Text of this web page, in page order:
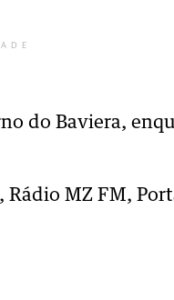
do Baviera,
MZ FM,